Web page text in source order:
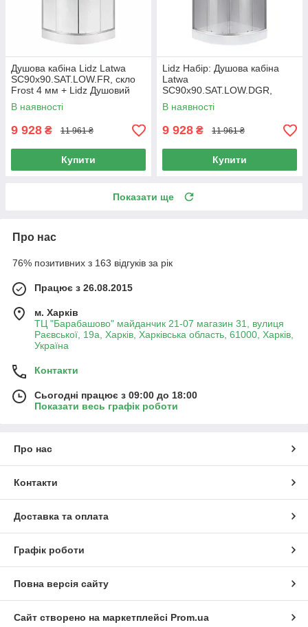
Душова кабіна Lidz Latwa
SC90x90.SAT.LOW.FR, скло
Frost 4 мм + Lidz Душовий
піддон KAPIELKA ST90x90x15
В наявності
9 928 ₴ 11 961 ₴
Купити
Lidz Набір: Душова кабіна
Latwa
SC90x90.SAT.LOW.DGR,
напівкругла, скло тоноване
4 мм + Душовий піддон
Kapielka ST90x90x14
В наявності
9 928 ₴ 11 961 ₴
Купити
Показати ще
Про нас
76% позитивних з 163 відгуків за рік
Працює з 26.08.2015
м. Харків
ТЦ "Барабашово" майданчик 21-07 магазин 31, вулиця
Раєвської, 19а, Харків, Харківська область, 61000, Харків,
Україна
Контакти
Сьогодні працює з 09:00 до 18:00
Показати весь графік роботи
Про нас
Контакти
Доставка та оплата
Графік роботи
Повна версія сайту
Сайт створено на маркетплейсі Prom.ua